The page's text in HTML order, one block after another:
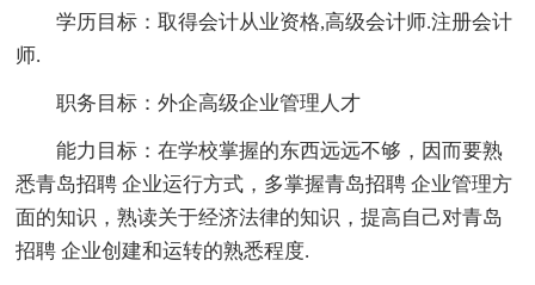
学历目标：取得会计从业资格,高级会计师.注册会计
师.
职务目标：外企高级企业管理人才
能力目标：在学校掌握的东西远远不够，因而要熟
悉青岛招聘 企业运行方式，多掌握青岛招聘 企业管理方
面的知识，熟读关于经济法律的知识，提高自己对青岛
招聘 企业创建和运转的熟悉程度.